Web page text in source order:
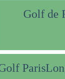
Golf de